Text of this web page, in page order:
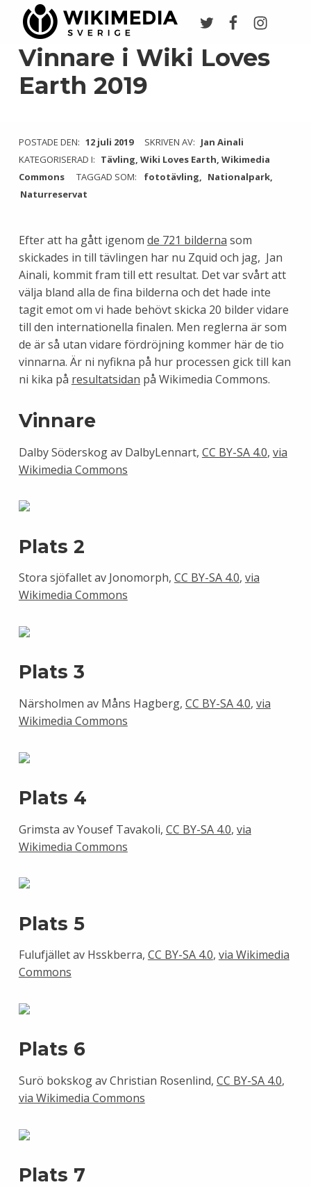
Vinnare i Wiki Loves
Earth 2019
POSTADE DEN: 12 juli 2019 SKRIVEN AV: Jan Ainali
KATEGORISERAD I: Tävling, Wiki Loves Earth, Wikimedia
Commons
TAGGAD SOM: fototävling
Nationalpark
Naturreservat
Efter att ha gått igenom de 721 bilderna som
skickades in till tävlingen har nu Zquid och jag, Jan
Ainali, kommit fram till ett resultat. Det var svårt att
välja bland alla de fina bilderna och det hade inte
tagit emot om vi hade behövt skicka 20 bilder vidare
till den internationella finalen. Men reglerna är som
de är så utan vidare fördröjning kommer här de tio
vinnarna. Är ni nyfikna på hur processen gick till kan
ni kika på resultatsidan på Wikimedia Commons.
Vinnare
Dalby Söderskog av DalbyLennart, CC BY-SA 4.0, via
Wikimedia Commons
Plats 2
Stora sjöfallet av Jonomorph, CC BY-SA 4.0, via
Wikimedia Commons
Plats 3
Närsholmen av Måns Hagberg, CC BY-SA 4.0, via
Wikimedia Commons
Plats 4
Grimsta av Yousef Tavakoli, CC BY-SA 4.0, via
Wikimedia Commons
Plats 5
Fulufjället av Hsskberra, CC BY-SA 4.0, via Wikimedia
Commons
Plats 6
Surö bokskog av Christian Rosenlind, CC BY-SA 4.0,
via Wikimedia Commons
Plats 7